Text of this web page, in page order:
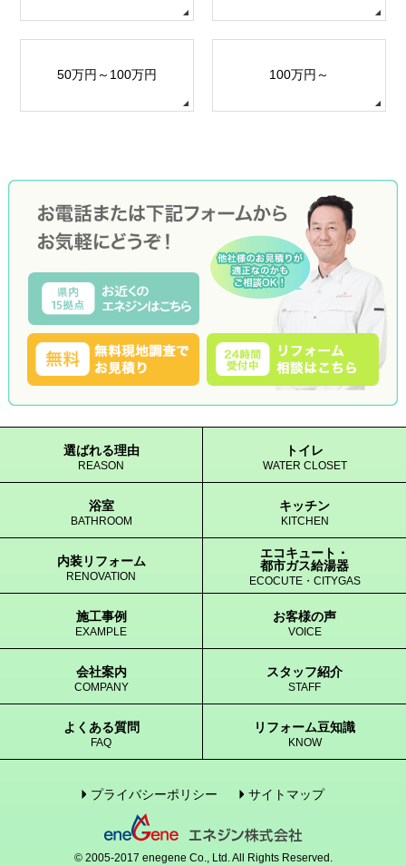
50万円～100万円 100万円～
選ばれる理由
REASON
トイレ
WATER CLOSET
浴室
BATHROOM
キッチン
KITCHEN
内装リフォーム
RENOVATION
エコキュート・
都市ガス給湯器
ECOCUTE・CITYGAS
施工事例
EXAMPLE
お客様の声
VOICE
会社案内
COMPANY
スタッフ紹介
STAFF
よくある質問
FAQ
リフォーム豆知識
KNOW
プライバシーポリシー サイトマップ
© 2005-2017 enegene Co., Ltd. All Rights Reserved.